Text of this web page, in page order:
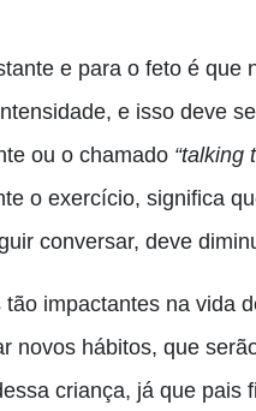
e para o feto é que
e isso deve
ou o chamado “talking
o exercício, significa
conversar, deve
impactantes na vida
novos hábitos, que
criança, já que pais